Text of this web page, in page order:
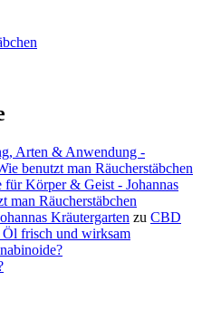
Arten & Anwendung -
benutzt man Räucherstäbchen
Körper & Geist - Johannas
man Räucherstäbchen
Kräutergarten zu CBD
frisch und wirksam